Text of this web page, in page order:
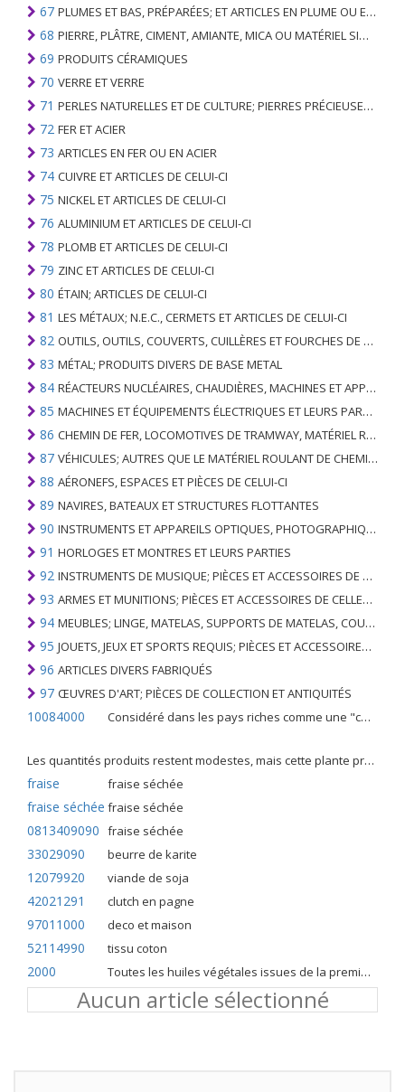
67 PLUMES ET BAS, PRÉPARÉES; ET ARTICLES EN PLUME OU EN BAS; FLEURS ARTIFICIELLES; ARTICLES DE CHEVEUX HUMAINS
68 PIERRE, PLÂTRE, CIMENT, AMIANTE, MICA OU MATÉRIEL SIMILAIRE; ARTICLES DE CELUI-CI
69 PRODUITS CÉRAMIQUES
70 VERRE ET VERRE
71 PERLES NATURELLES ET DE CULTURE; PIERRES PRÉCIEUSES, SEMI-PRÉCIEUSES; MÉTAUX PRÉCIEUX, PLAQUÉS OU DOUBLÉS DE MÉTAUX PRÉCIEUX ET OUVRAGES EN CES MATIÈRES; IMITATION BIJOUTERIE; PIÈCE DE MONNAIE
72 FER ET ACIER
73 ARTICLES EN FER OU EN ACIER
74 CUIVRE ET ARTICLES DE CELUI-CI
75 NICKEL ET ARTICLES DE CELUI-CI
76 ALUMINIUM ET ARTICLES DE CELUI-CI
78 PLOMB ET ARTICLES DE CELUI-CI
79 ZINC ET ARTICLES DE CELUI-CI
80 ÉTAIN; ARTICLES DE CELUI-CI
81 LES MÉTAUX; N.E.C., CERMETS ET ARTICLES DE CELUI-CI
82 OUTILS, OUTILS, COUVERTS, CUILLÈRES ET FOURCHES DE MÉTAUX DE BASE; PARTIES DE CELLES-CI, EN METAL DE BASE
83 MÉTAL; PRODUITS DIVERS DE BASE METAL
84 RÉACTEURS NUCLÉAIRES, CHAUDIÈRES, MACHINES ET APPAREILS MÉCANIQUES; PARTIES DE CELLES-CI
85 MACHINES ET ÉQUIPEMENTS ÉLECTRIQUES ET LEURS PARTIES; ENREGISTREURS ET REPRODUCTEURS SONORES; APPAREILS D'ENREGISTREMENT OU DE REPRODUCTION DES IMAGES ET DU SON EN TÉLÉVISION, PIÈCES ET ACCESSOIRES DE TELS ARTICLES
86 CHEMIN DE FER, LOCOMOTIVES DE TRAMWAY, MATÉRIEL ROULANT ET LEURS PARTIES; RACCORDS DE CHEMIN DE FER OU DE TRAMWAY ET RACCORDS ET PIÈCES DE CELLES-CI; ÉQUIPEMENT DE SIGNALISATION DE TRAFIC MÉCANIQUE (Y COMPRIS ÉLECTRO-MÉCANIQUE) DE TOUS TYPES
87 VÉHICULES; AUTRES QUE LE MATÉRIEL ROULANT DE CHEMIN DE FER OU DE TRAMWAY, ET LEURS PIÈCES ET ACCESSOIRES
88 AÉRONEFS, ESPACES ET PIÈCES DE CELUI-CI
89 NAVIRES, BATEAUX ET STRUCTURES FLOTTANTES
90 INSTRUMENTS ET APPAREILS OPTIQUES, PHOTOGRAPHIQUES, CINÉMATOGRAPHIQUES, DE MESURE, DE CONTRÔLE, DE MÉDECINE OU DE CHIRURGIE; PIÈCES ET ACCESSOIRES
91 HORLOGES ET MONTRES ET LEURS PARTIES
92 INSTRUMENTS DE MUSIQUE; PIÈCES ET ACCESSOIRES DE TELS ARTICLES
93 ARMES ET MUNITIONS; PIÈCES ET ACCESSOIRES DE CELLES-CI
94 MEUBLES; LINGE, MATELAS, SUPPORTS DE MATELAS, COUSSINS ET AMEUBLEMENT SIMILAIRE FARCI; LAMPES ET RACCORDS D'ÉCLAIRAGE, N.E.C .; SIGNES LUMINEUSES, PLAQUES DE NOMS LUMINEUSES ET SIMILAIRES; BÂTIMENTS PRÉFABRIQUÉS
95 JOUETS, JEUX ET SPORTS REQUIS; PIÈCES ET ACCESSOIRES DE CELLES-CI
96 ARTICLES DIVERS FABRIQUÉS
97 ŒUVRES D'ART; PIÈCES DE COLLECTION ET ANTIQUITÉS
10084000 Considéré dans les pays riches comme une "céréale mineure", le fonio blanc est une graminée de la famille des poaceae cultivée pour ses graines dans certaines régions d'Afrique.
Les quantités produits restent modestes, mais cette plante présente malgré tout de nombreuses qualités. Elle est utilisé dans l'alimentation humaine et entre dans la préparation de nombreuses recettes traditionnelles africaines comme le couscous, la bouillie, les boulettes, les beignets et même le pain.
fraise fraise séchée
fraise séchée fraise séchée
0813409090 fraise séchée
33029090 beurre de karite
12079920 viande de soja
42021291 clutch en pagne
97011000 deco et maison
52114990 tissu coton
2000 Toutes les huiles végétales issues de la première pression à froid
Aucun article sélectionné